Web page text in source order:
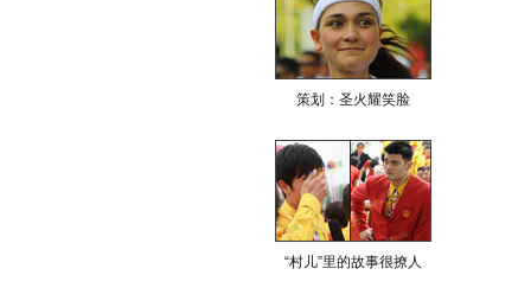
策划：圣火耀笑脸
“村儿”里的故事很撩人